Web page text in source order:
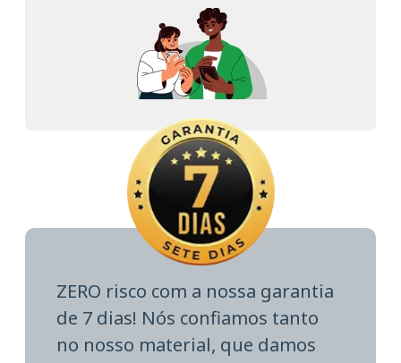
ZERO risco com a nossa garantia
de 7 dias! Nós confiamos tanto
no nosso material, que damos